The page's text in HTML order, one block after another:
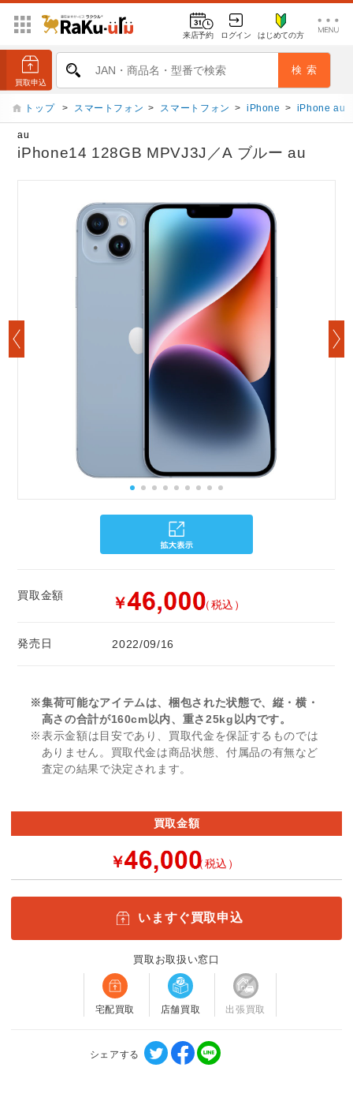
来店予約 ログイン はじめての方
トップ > スマートフォン > スマートフォン > iPhone > iPhone au
au
iPhone14 128GB MPVJ3J／A ブルー au
買取金額 ￥ （税込）
発売日 2022/09/16
※集荷可能なアイテムは、梱包された状態で、縦・横・
高さの合計が160cm以内、重さ25kg以内です。
※表示金額は目安であり、買取代金を保証するものでは
ありません。買取代金は商品状態、付属品の有無など
査定の結果で決定されます。
買取金額
￥ （税込）
いますぐ買取申込
買取お取扱い窓口
宅配買取 店舗買取 出張買取
シェアする